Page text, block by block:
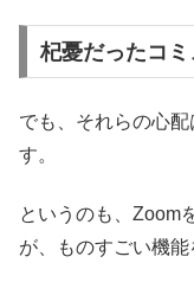
杞憂だったコ
でも、それらの心
す。
というのも、Zoom
が、ものすごい機能